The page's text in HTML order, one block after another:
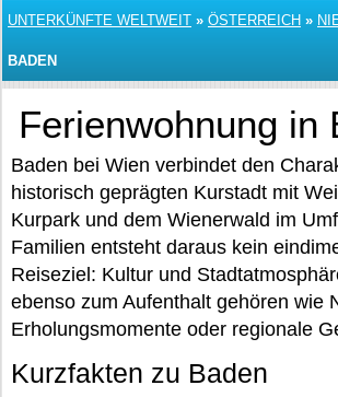
UNTERKÜNFTE WELTWEIT » ÖSTERREICH »
BADEN
Ferienwohnung in
Baden bei Wien verbindet den
historisch geprägten Kurstadt mit
Kurpark und dem Wienerwald im
Familien entsteht daraus kein
Reiseziel: Kultur und
ebenso zum Aufenthalt gehören wie
Erholungsmomente oder regionale
Kurzfakten zu Baden